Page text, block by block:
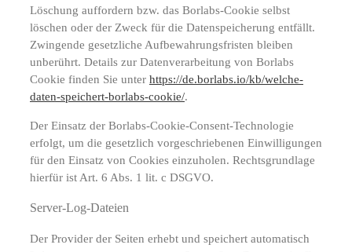
Löschung auffordern bzw. das Borlabs-Cookie selbst
löschen oder der Zweck für die Datenspeicherung entfällt.
Zwingende gesetzliche Aufbewahrungsfristen bleiben
unberührt. Details zur Datenverarbeitung von Borlabs
Cookie finden Sie unter https://de.borlabs.io/kb/welche-
daten-speichert-borlabs-cookie/.
Der Einsatz der Borlabs-Cookie-Consent-Technologie
erfolgt, um die gesetzlich vorgeschriebenen Einwilligungen
für den Einsatz von Cookies einzuholen. Rechtsgrundlage
hierfür ist Art. 6 Abs. 1 lit. c DSGVO.
Server-Log-Dateien
Der Provider der Seiten erhebt und speichert automatisch